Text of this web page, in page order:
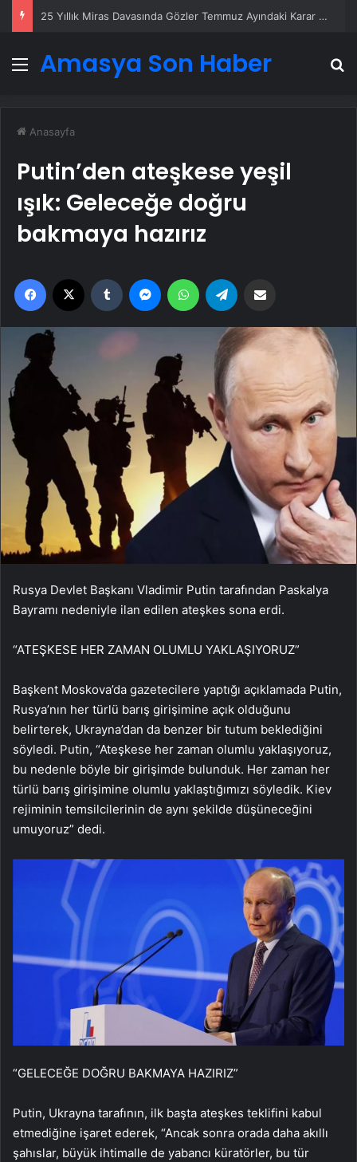
25 Yıllık Miras Davasında Gözler Temmuz Ayındaki Karar Duruşmasına Çevrildi
Menü
Amasya Son Haber
Anasayfa
Putin’den ateşkese yeşil
ışık: Geleceğe doğru
bakmaya hazırız
Facebook Tumblr MessengerWhatsApp
Rusya Devlet Başkanı Vladimir Putin tarafından Paskalya
Bayramı nedeniyle ilan edilen ateşkes sona erdi.
“ATEŞKESE HER ZAMAN OLUMLU YAKLAŞIYORUZ”
Başkent Moskova’da gazetecilere yaptığı açıklamada Putin,
Rusya’nın her türlü barış girişimine açık olduğunu
belirterek, Ukrayna’dan da benzer bir tutum beklediğini
söyledi. Putin, “Ateşkese her zaman olumlu yaklaşıyoruz,
bu nedenle böyle bir girişimde bulunduk. Her zaman her
türlü barış girişimine olumlu yaklaştığımızı söyledik. Kiev
rejiminin temsilcilerinin de aynı şekilde düşüneceğini
umuyoruz” dedi.
“GELECEĞE DOĞRU BAKMAYA HAZIRIZ”
Putin, Ukrayna tarafının, ilk başta ateşkes teklifini kabul
etmediğine işaret ederek, “Ancak sonra orada daha akıllı
şahıslar, büyük ihtimalle de yabancı küratörler, bu tür